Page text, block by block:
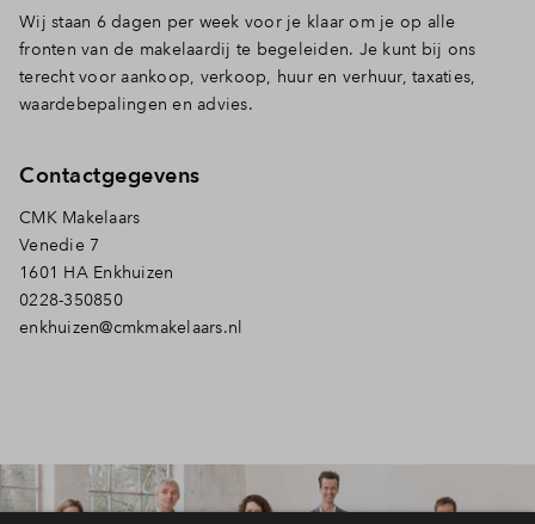
gegevens worden alleen gebruikt voor de toewijzing.
Deze informatie wordt vernietigd op het moment dat de
laatste woning van het project is verkocht. Omdat er af en
toe kandidaten afvallen, is het op deze manier mogelijk
check.
Wij staan 6 dagen per week voor je klaar om je op alle
fronten van de makelaardij te begeleiden. Je kunt bij ons
terecht voor aankoop, verkoop, huur en verhuur, taxaties,
waardebepalingen en advies.
Contactgegevens
CMK Makelaars
Venedie 7
1601 HA Enkhuizen
0228-350850
enkhuizen@cmkmakelaars.nl